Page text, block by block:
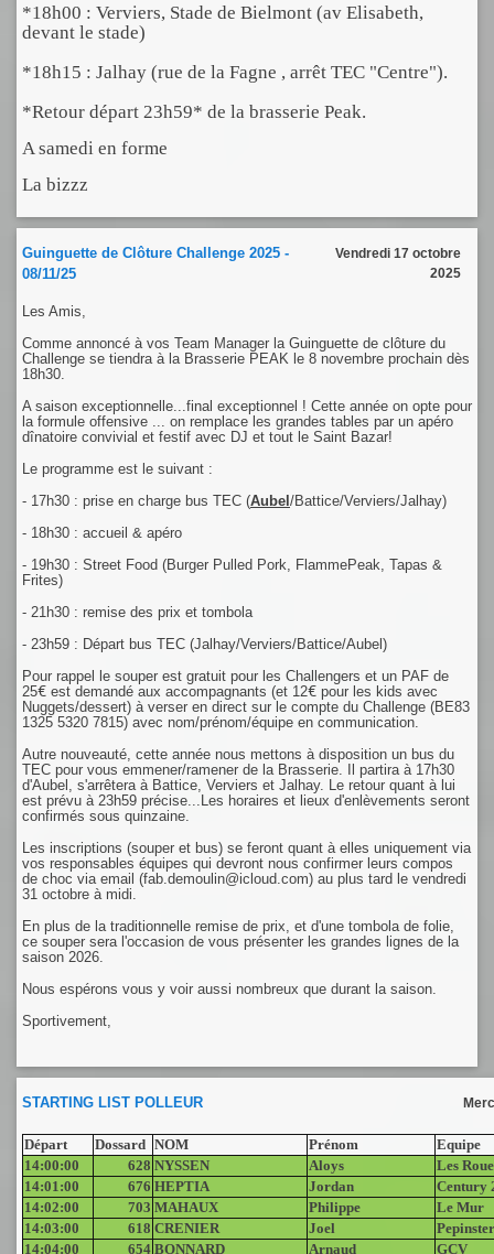
*18h00 : Verviers, Stade de Bielmont (av Elisabeth,
devant le stade)
*18h15 : Jalhay (rue de la Fagne , arrêt TEC "Centre").
*Retour départ 23h59* de la brasserie Peak.
A samedi en forme
La bizzz
Guinguette de Clôture Challenge 2025 -
08/11/25
Vendredi 17 octobre
2025
Les Amis,
Comme annoncé à vos Team Manager la Guinguette de clôture du
Challenge se tiendra à la Brasserie PEAK le 8 novembre prochain dès
18h30.
A saison exceptionnelle...final exceptionnel ! Cette année on opte pour
la formule offensive ... on remplace les grandes tables par un apéro
dînatoire convivial et festif avec DJ et tout le Saint Bazar!
Le programme est le suivant :
- 17h30 : prise en charge bus TEC (Aubel/Battice/Verviers/Jalhay)
- 18h30 : accueil & apéro
- 19h30 : Street Food (Burger Pulled Pork, FlammePeak, Tapas &
Frites)
- 21h30 : remise des prix et tombola
- 23h59 : Départ bus TEC (Jalhay/Verviers/Battice/Aubel)
Pour rappel le souper est gratuit pour les Challengers et un PAF de
25€ est demandé aux accompagnants (et 12€ pour les kids avec
Nuggets/dessert) à verser en direct sur le compte du Challenge (BE83
1325 5320 7815) avec nom/prénom/équipe en communication.
Autre nouveauté, cette année nous mettons à disposition un bus du
TEC pour vous emmener/ramener de la Brasserie. Il partira à 17h30
d'Aubel, s'arrêtera à Battice, Verviers et Jalhay. Le retour quant à lui
est prévu à 23h59 précise...Les horaires et lieux d'enlèvements seront
confirmés sous quinzaine.
Les inscriptions (souper et bus) se feront quant à elles uniquement via
vos responsables équipes qui devront nous confirmer leurs compos
de choc via email (fab.demoulin@icloud.com) au plus tard le vendredi
31 octobre à midi.
En plus de la traditionnelle remise de prix, et d'une tombola de folie,
ce souper sera l'occasion de vous présenter les grandes lignes de la
saison 2026.
Nous espérons vous y voir aussi nombreux que durant la saison.
Sportivement,
STARTING LIST POLLEUR
Départ Dossard NOM Prénom
Equipe
14:00:00
628 NYSSEN Aloys
Les
14:01:00
676 HEPTIA Jordan
Century
14:02:00
703 MAHAUX Philippe
Le Mur
14:03:00
618 CRENIER Joel
14:04:00
654 BONNARD Arnaud GCV